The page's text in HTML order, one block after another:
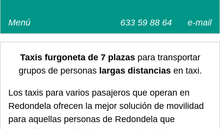
e-mail
633 59 88 64
Menú
Taxis furgoneta de 7 plazaspara transportar
grupos de personas largas distanciasen taxi.
Los taxis para varios pasajeros que operan en
Redondela ofrecen la mejor solución de movilidad
para aquellas personas de Redondela que